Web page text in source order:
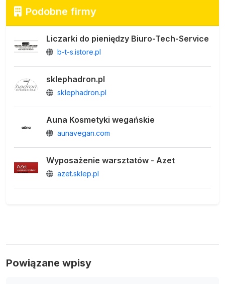
Podobne firmy
Liczarki do pieniędzy Biuro-Tech-Service
b-t-s.istore.pl
sklephadron.pl
sklephadron.pl
Auna Kosmetyki wegańskie
aunavegan.com
Wyposażenie warsztatów - Azet
azet.sklep.pl
Powiązane wpisy